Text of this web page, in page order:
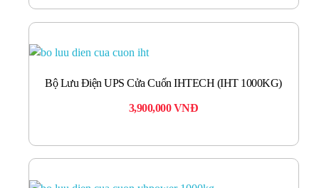
Bộ Lưu Điện UPS Cửa Cuốn IHTECH (IHT 1000KG)
3,900,000VNĐ